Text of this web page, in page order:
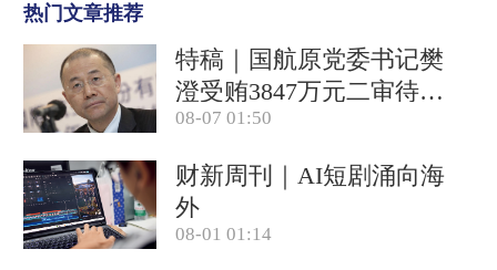
热门文章推荐
特稿｜国航原党委书记樊
澄受贿3847万元二审待宣
判 否认大多数指控
08-07 01:50
财新周刊｜AI短剧涌向海
外
08-01 01:14